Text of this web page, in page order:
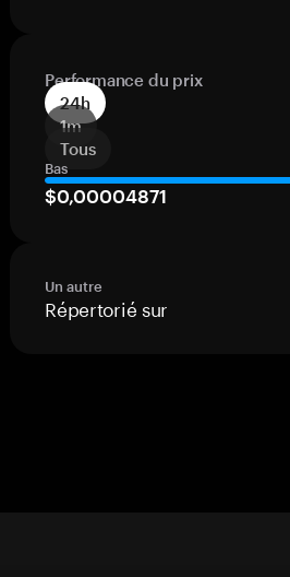
Performance du prix
24h
1m
Tous
Bas
$0,00004871
Un autre
Répertorié sur